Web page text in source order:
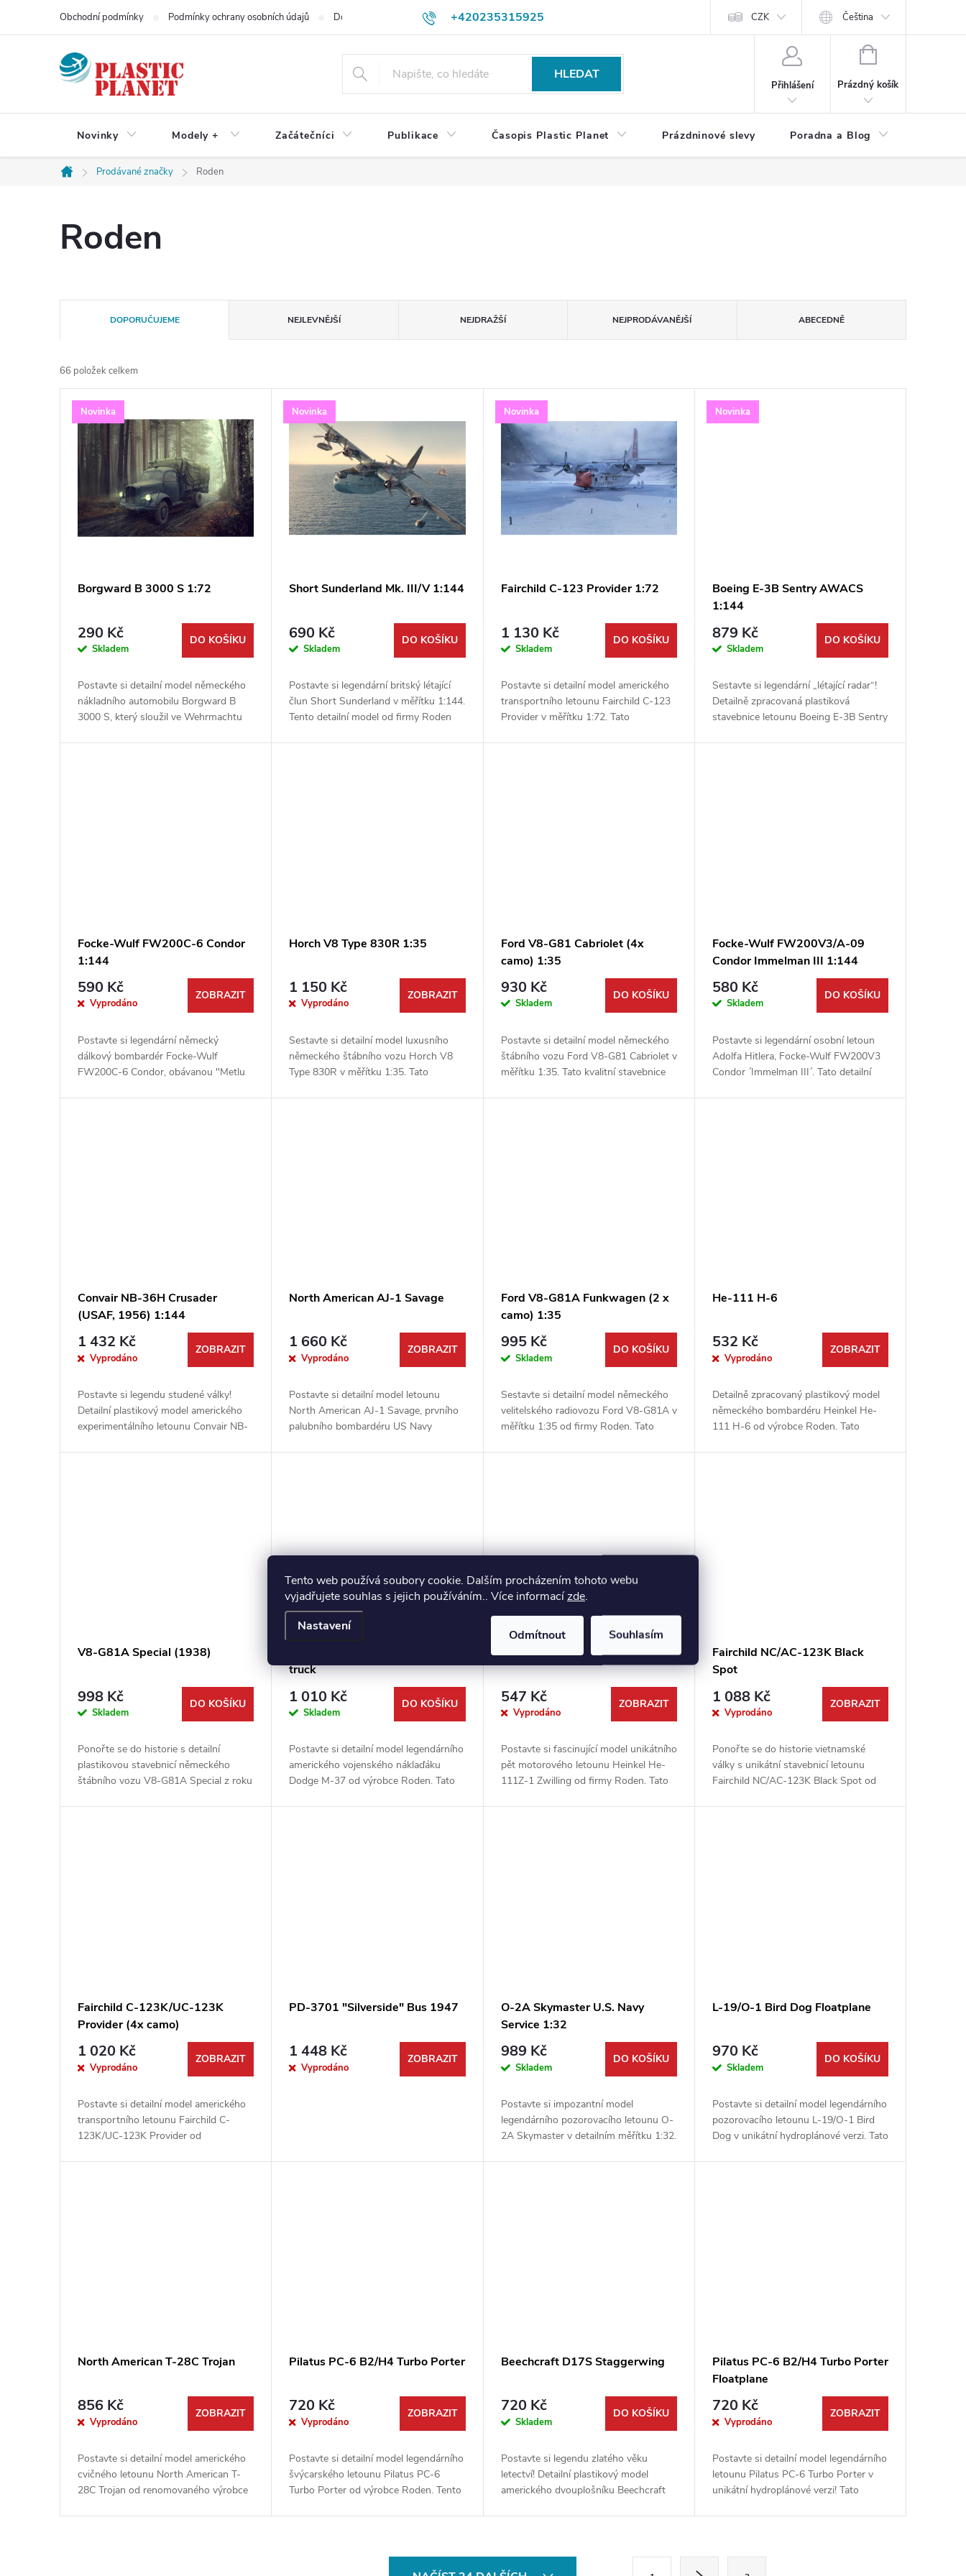
Tento web používá soubory cookie. Dalším procházením tohoto webu
vyjadřujete souhlas s jejich používáním.. Více informacízde.
Nastavení
Odmítnout Souhlasím
+420235315925
shop@plasticplanet.cz
Obchodní podmínky Podmínky ochrany osobních údajů Dodací a platební podmínky Podmínky vrácení peněz Hodnocení obchodu
CZK Čeština
HLEDAT
Přihlášení
NÁKUPNÍ
Prázdný košík
Novinky Modely + Začátečníci Publikace Časopis Plastic Planet Prázdninové slevy Poradna a Blog
Domů
Prodávané značky Roden
Roden
a
z
e
t
DOPORUČUJEME NEJLEVNĚJŠÍ NEJDRAŽŠÍ NEJPRODÁVANĚJŠÍ ABECEDNĚ
66 položek celkem
VNovinka
Borgward B 3000 S 1:72
290 Kč
Skladem
DO KOŠÍKU
Postavte si detailní model německého
nákladního automobilu Borgward B
3000 S, který sloužil ve Wehrmachtu
Novinka
Short Sunderland Mk. III/V 1:144
690 Kč
Skladem
DO KOŠÍKU
Postavte si legendární britský létající
člun Short Sunderland v měřítku 1:144.
Tento detailní model od firmy Roden
Novinka
Fairchild C-123 Provider 1:72
1 130 Kč
Skladem
DO KOŠÍKU
Postavte si detailní model amerického
transportního letounu Fairchild C-123
Provider v měřítku 1:72. Tato
Novinka
Boeing E-3B Sentry AWACS
1:144
879 Kč
Skladem
DO KOŠÍKU
Sestavte si legendární „létající radar“!
Detailně zpracovaná plastiková
stavebnice letounu Boeing E-3B Sentry
Focke-Wulf FW200C-6 Condor
1:144
590 Kč
Vyprodáno
ZOBRAZIT
Postavte si legendární německý
dálkový bombardér Focke-Wulf
FW200C-6 Condor, obávanou "Metlu
Horch V8 Type 830R 1:35
1 150 Kč
Vyprodáno
ZOBRAZIT
Sestavte si detailní model luxusního
německého štábního vozu Horch V8
Type 830R v měřítku 1:35. Tato
Ford V8-G81 Cabriolet (4x
camo) 1:35
930 Kč
Skladem
DO KOŠÍKU
Postavte si detailní model německého
štábního vozu Ford V8-G81 Cabriolet v
měřítku 1:35. Tato kvalitní stavebnice
Focke-Wulf FW200V3/A-09
Condor Immelman III 1:144
580 Kč
Skladem
DO KOŠÍKU
Postavte si legendární osobní letoun
Adolfa Hitlera, Focke-Wulf FW200V3
Condor ´Immelman III´. Tato detailní
Convair NB-36H Crusader
(USAF, 1956) 1:144
1 432 Kč
Vyprodáno
ZOBRAZIT
Postavte si legendu studené války!
Detailní plastikový model amerického
experimentálního letounu Convair NB-
North American AJ-1 Savage
1 660 Kč
Vyprodáno
ZOBRAZIT
Postavte si detailní model letounu
North American AJ-1 Savage, prvního
palubního bombardéru US Navy
Ford V8-G81A Funkwagen (2 x
camo) 1:35
995 Kč
Skladem
DO KOŠÍKU
Sestavte si detailní model německého
velitelského radiovozu Ford V8-G81A v
měřítku 1:35 od firmy Roden. Tato
He-111 H-6
532 Kč
Vyprodáno
ZOBRAZIT
Detailně zpracovaný plastikový model
německého bombardéru Heinkel He-
111 H-6 od výrobce Roden. Tato
V8-G81A Special (1938)
998 Kč
Skladem
DO KOŠÍKU
Ponořte se do historie s detailní
plastikovou stavebnicí německého
štábního vozu V8-G81A Special z roku
truck
1 010 Kč
Skladem
DO KOŠÍKU
Postavte si detailní model legendárního
amerického vojenského náklaďáku
Dodge M-37 od výrobce Roden. Tato
Heinkel He-111Z-1 Zwilling
547 Kč
Vyprodáno
ZOBRAZIT
Postavte si fascinující model unikátního
pět motorového letounu Heinkel He-
111Z-1 Zwilling od firmy Roden. Tato
Fairchild NC/AC-123K Black
Spot
1 088 Kč
Vyprodáno
ZOBRAZIT
Ponořte se do historie vietnamské
války s unikátní stavebnicí letounu
Fairchild NC/AC-123K Black Spot od
Fairchild C-123K/UC-123K
Provider (4x camo)
1 020 Kč
Vyprodáno
ZOBRAZIT
Postavte si detailní model amerického
transportního letounu Fairchild C-
123K/UC-123K Provider od
PD-3701 "Silverside" Bus 1947
1 448 Kč
Vyprodáno
ZOBRAZIT
O-2A Skymaster U.S. Navy
Service 1:32
989 Kč
Skladem
DO KOŠÍKU
Postavte si impozantní model
legendárního pozorovacího letounu O-
2A Skymaster v detailním měřítku 1:32.
L-19/O-1 Bird Dog Floatplane
970 Kč
Skladem
DO KOŠÍKU
Postavte si detailní model legendárního
pozorovacího letounu L-19/O-1 Bird
Dog v unikátní hydroplánové verzi. Tato
North American T-28C Trojan
856 Kč
Vyprodáno
ZOBRAZIT
Postavte si detailní model amerického
cvičného letounu North American T-
28C Trojan od renomovaného výrobce
Pilatus PC-6 B2/H4 Turbo Porter
720 Kč
Vyprodáno
ZOBRAZIT
Postavte si detailní model legendárního
švýcarského letounu Pilatus PC-6
Turbo Porter od výrobce Roden. Tento
Beechcraft D17S Staggerwing
720 Kč
Skladem
DO KOŠÍKU
Postavte si legendu zlatého věku
letectví! Detailní plastikový model
amerického dvouplošníku Beechcraft
Pilatus PC-6 B2/H4 Turbo Porter
Floatplane
720 Kč
Vyprodáno
ZOBRAZIT
Postavte si detailní model legendárního
letounu Pilatus PC-6 Turbo Porter v
unikátní hydroplánové verzi! Tato